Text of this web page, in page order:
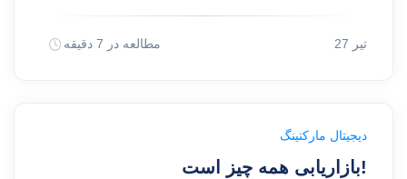
مطالعه در 7 دقیقه 27 تیر
دیجیتال مارکتینگ
بازاریابی همه چیز است!